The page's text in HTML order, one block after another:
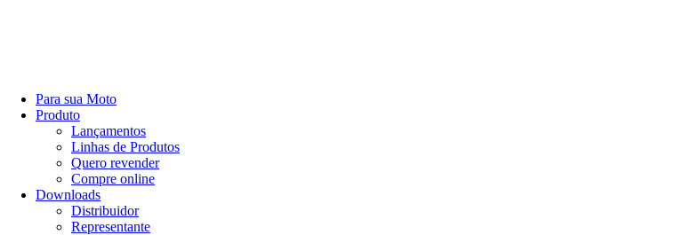
Para sua Moto
Produto
Lançamentos
Linhas de Produtos
Quero revender
Compre online
Downloads
Distribuidor
Representante